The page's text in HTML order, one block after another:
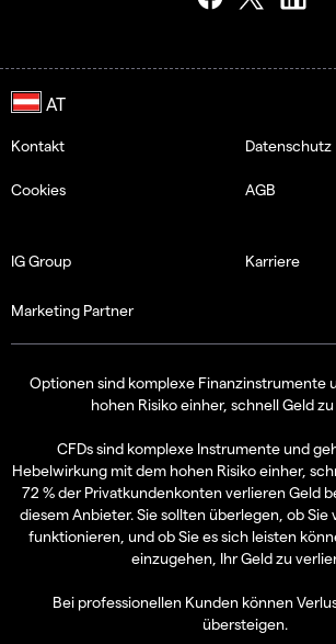
Kontakt Datenschutz
Cookies AGB
IG Group Karriere
Marketing Partner
Optionen sind komplexe Finanzinstrumente
hohen Risiko einher, schnell Geld
CFDs sind komplexe Instrumente und
Hebelwirkung mit dem hohen Risiko einher,
72 % der Privatkundenkonten verlieren Geld
diesem Anbieter. Sie sollten überlegen, ob Sie
funktionieren, und ob Sie es sich leisten
einzugehen, Ihr Geld zu
Bei professionellen Kunden können
übersteigen.